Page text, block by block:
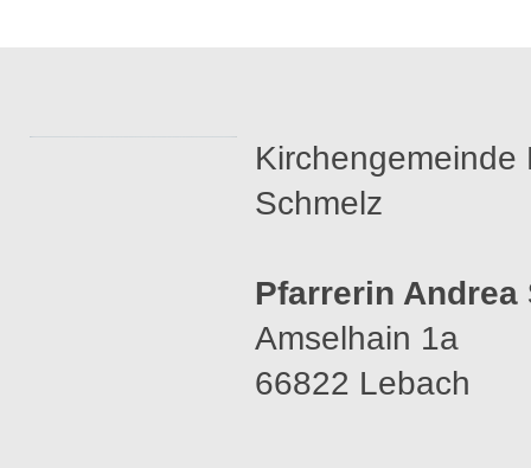
Kirchengemeinde
Schmelz
Pfarrerin Andrea
Amselhain 1a
66822 Lebach